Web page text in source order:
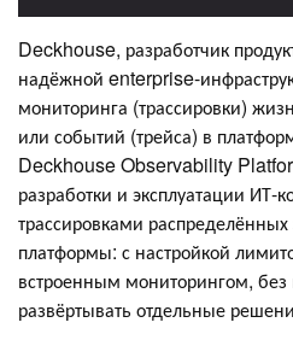
Deckhouse, разработчик
надёжной enterprise-
мониторинга (трассировки)
или событий (трейса) в
Deckhouse Observability
разработки и эксплуатации ИТ-
трассировками
платформы: с настройкой
встроенным мониторингом,
развёртывать отдельные